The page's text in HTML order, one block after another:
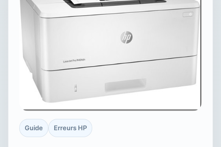
Guide Erreurs HP